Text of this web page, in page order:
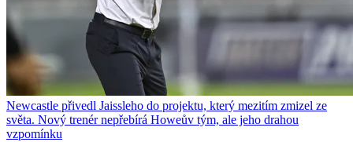
Newcastle přivedl Jaissleho do projektu, který mezitím zmizel ze
světa. Nový trenér nepřebírá Howeův tým, ale jeho drahou
vzpomínku